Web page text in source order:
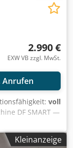
2.990 €
EXW VB zzgl. MwSt.
Anrufen
voll
DF SMART —
Mietpark
Der Dust
Kleinanzeige